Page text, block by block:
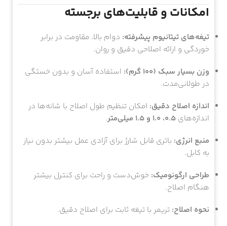
امکانات و قابلیت‌های برجسته
تیغه‌های تیتانیوم پیشرفته: دوام بالا، مقاومت در برابر
خوردگی و ارائه اصلاحی دقیق و روان.
وزن بسیار سبک (۱۰۰ گرم):
استفاده آسان و بدون خستگی
در طولانی‌مدت.
اندازه اصلاح دقیق: امکان تنظیم طول اصلاح با شانه‌ها در
اندازه‌های ۰.۵، ۱.۰ و ۱.۵ میلی‌متر
.
منبع انرژی: باتری قابل شارژ برای آزادی عمل بیشتر بدون نیاز
به کابل.
طراحی ارگونومیک: خوش‌دست و راحت برای کنترل بیشتر
هنگام اصلاح.
نحوه اصلاح: تریمر با تیغه ثابت برای اصلاح دقیق.